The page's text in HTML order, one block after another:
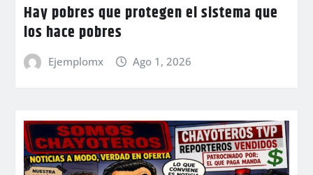
Hay pobres que protegen el sistema que
los hace pobres
Ejemplomx Ago 1, 2026